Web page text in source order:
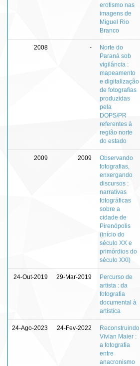
erotismo nas
imagens de
Miguel Rio
Branco
2008 -
Norte do
Paraná sob
vigilância :
mapeamento
e digitalização
de fotografias
produzidas
pela
DOPS/PR
referentes à
região norte
do estado
2009 2009
Observando
fotografias,
enxergando
discursos :
narrativas
fotográficas
sobre a
cidade de
Pirenópolis
(início do
século XX e
primórdios do
século XXI)
24-Out-2019 29-Mar-2019
Percurso de
artista : da
fotografia
documental à
artística
24-Ago-2023 24-Fev-2022
Reconstruindo
Vivian Maier :
a fotografia
entre
anacronismo